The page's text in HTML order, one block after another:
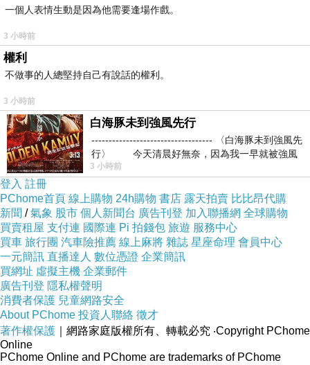
一個人表情生動是因為他需要逢場作戲。
3 小時前
權利
不做事的人總堅持自己有說話的權利。
3 小時前
白海豚未到強風先行
----------------------------------- 〈白海豚未到強風先
行〉 今天清晨好無奈，因為我一早就被強風
3 小時前
登入 註冊
PChome首頁 線上購物 24h購物 書店 露天拍賣 比比昂代購
新聞 /氣象 股市 個人新聞台 廣告刊登 加入聯播網 全球購物
買賣租屋 支付連 國際連 Pi 拍錢包 旅遊 服務中心
買車 旅行團 汽車險推薦 線上麻將 雜誌 星座命理 會員中心
一元簡訊 直播達人 數位憑證 企業簡訊
買網址 虛擬主機 企業郵件
廣告刊登 隱私權聲明
消費者保護 兒童網路安全
About PChome 投資人聯絡 徵才
著作權保護 ｜網路家庭版權所有、轉載必究 ‧Copyright PChome
Online
PChome Online and PChome are trademarks of PChome